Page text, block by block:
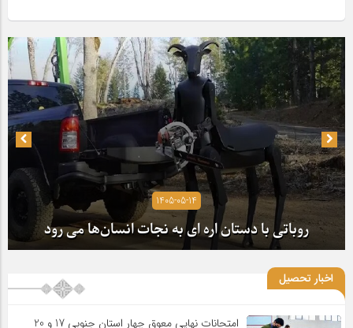
1405-05-14
روباتی با دستان اره ای به نجات انسان‌ها می رود
اخبار تحصیل
امتحانات نهایی معوق چهار استان جنوبی 17 و 20